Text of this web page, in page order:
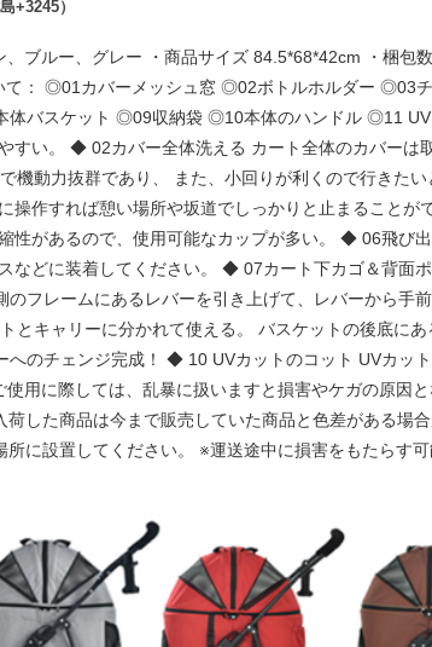
+3245）
ブルー、グレー ・商品サイズ 84.5*68*42cm ・梱
て： ◎01カバーメッシュ窓 ◎02ボトルホルダー ◎03
バスケット ◎09収納袋 ◎10本体のハンドル ◎11
い。 ◆ 02カバー全体洗える カート全体のカバーは
動力抜群であり、 また、小回りが利くので行きた
操作すれば憩い場所や坂道でしっかりと止まること
性があるので、使用可能なカップが多い。 ◆ 06飛び
などに装着してください。 ◆ 07カート下カゴ＆背面
フレームにあるレバーを引き上げて、レバーから
とキャリーに分かれて使える。 バスケットの後底に
のチェンジ完成！ ◆ 10 UVカットのコット UVカッ
用に際しては、乱暴に扱いますと損害やケガの原因
した商品は今まで販売していた商品と色差がある場
に設置してください。 ※運送途中に損害をもたらす